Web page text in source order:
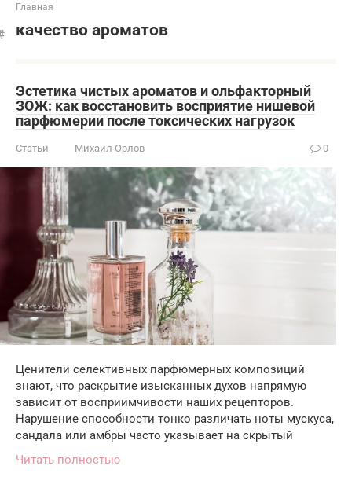
Главная
качество ароматов
Эстетика чистых ароматов и ольфакторный
ЗОЖ: как восстановить восприятие нишевой
парфюмерии после токсических нагрузок
Статьи Михаил Орлов 0
Ценители селективных парфюмерных композиций
знают, что раскрытие изысканных духов напрямую
зависит от восприимчивости наших рецепторов.
Нарушение способности тонко различать ноты мускуса,
сандала или амбры часто указывает на скрытый
Читать полностью